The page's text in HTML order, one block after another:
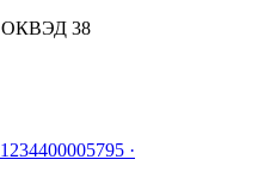
ОКВЭД 38
1234400005795 ·